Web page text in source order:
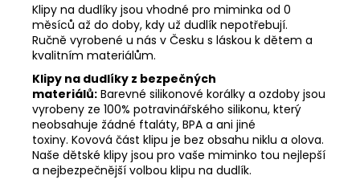
Klipy na dudlíky jsou vhodné pro miminka od 0
měsíců až do doby, kdy už dudlík nepotřebují.
Ručně vyrobené u nás v Česku s láskou k dětem a
kvalitním materiálům.
Klipy na dudlíky z bezpečných
materiálů: Barevné silikonové korálky a ozdoby jsou
vyrobeny ze 100% potravinářského silikonu, který
neobsahuje žádné ftaláty, BPA a ani jiné
toxiny. Kovová část klipu je bez obsahu niklu a olova.
Naše dětské klipy jsou pro vaše miminko tou nejlepší
a nejbezpečnější volbou klipu na dudlík.